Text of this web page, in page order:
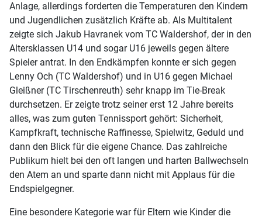
Anlage, allerdings forderten die Temperaturen den Kindern
und Jugendlichen zusätzlich Kräfte ab. Als Multitalent
zeigte sich Jakub Havranek vom TC Waldershof, der in den
Altersklassen U14 und sogar U16 jeweils gegen ältere
Spieler antrat. In den Endkämpfen konnte er sich gegen
Lenny Och (TC Waldershof) und in U16 gegen Michael
Gleißner (TC Tirschenreuth) sehr knapp im Tie-Break
durchsetzen. Er zeigte trotz seiner erst 12 Jahre bereits
alles, was zum guten Tennissport gehört: Sicherheit,
Kampfkraft, technische Raffinesse, Spielwitz, Geduld und
dann den Blick für die eigene Chance. Das zahlreiche
Publikum hielt bei den oft langen und harten Ballwechseln
den Atem an und sparte dann nicht mit Applaus für die
Endspielgegner.
Eine besondere Kategorie war für Eltern wie Kinder die